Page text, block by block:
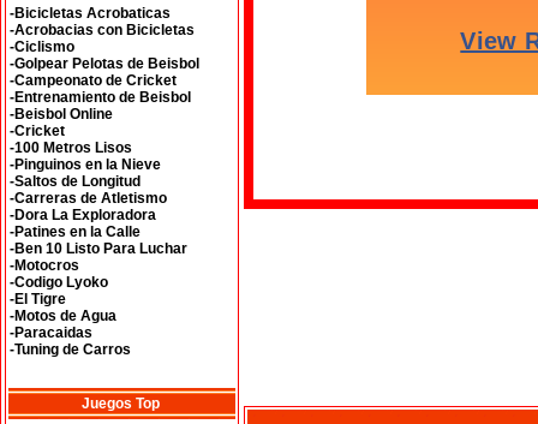
-Bicicletas Acrobaticas
-Acrobacias con Bicicletas
-Ciclismo
-Golpear Pelotas de Beisbol
-Campeonato de Cricket
-Entrenamiento de Beisbol
-Beisbol Online
-Cricket
-100 Metros Lisos
-Pinguinos en la Nieve
-Saltos de Longitud
-Carreras de Atletismo
-Dora La Exploradora
-Patines en la Calle
-Ben 10 Listo Para Luchar
-Motocros
-Codigo Lyoko
-El Tigre
-Motos de Agua
-Paracaidas
-Tuning de Carros
Juegos Top